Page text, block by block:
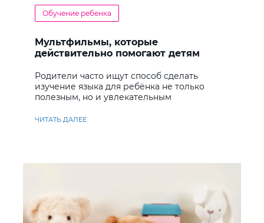
Обучение ребенка
Мультфильмы, которые
действительно помогают детям
Родители часто ищут способ сделать
изучение языка для ребёнка не только
полезным, но и увлекательным
ЧИТАТЬ ДАЛЕЕ